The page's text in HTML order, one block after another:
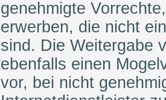
genehmigte
erwerben, die nicht
sind. Die Weitergabe
ebenfalls einen
vor, bei nicht